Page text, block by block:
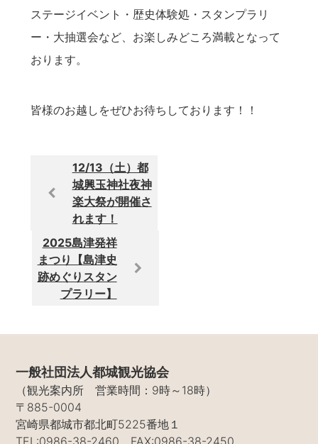
ステージイベント・歴史体験処・スタンプラリ
ー・大抽選会など、お楽しみどころ満載となって
おります。
皆様のお越しをぜひお待ちしております！！
12/13（土）都
城興玉神社夜神
楽大祭が開催さ
れます！
2025島津発祥
まつり【島津史
跡めぐりスタン
プラリー】
一般社団法人都城観光協会
（観光案内所 営業時間：9時～18時）
〒885-0004
宮崎県都城市都北町5225番地１
TEL:0986-38-2460 FAX:0986-38-2450